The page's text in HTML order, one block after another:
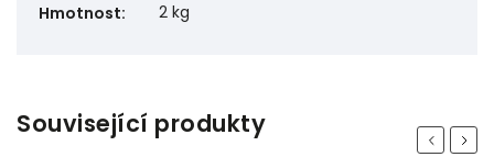
Hmotnost: 2 kg
Související produkty Previous
Next